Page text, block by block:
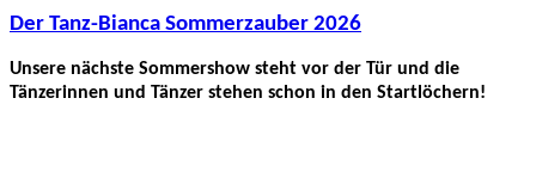
Der Tanz-Bianca Sommerzauber 2026
Unsere nächste Sommershow steht vor der Tür und die
Tänzerinnen und Tänzer stehen schon in den Startlöchern!